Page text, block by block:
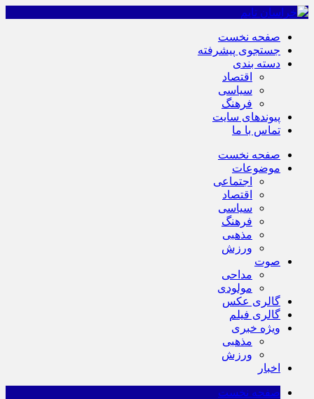
صفحه نخست
جستجوی پیشرفته
دسته بندی
اقتصاد
سیاسی
فرهنگ
پیوندهای سایت
تماس با ما
صفحه نخست
موضوعات
اجتماعی
اقتصاد
سیاسی
فرهنگ
مذهبی
ورزش
صوت
مداحی
مولودی
گالری عکس
گالری فیلم
ویژه خبری
مذهبی
ورزش
اخبار
صفحه نخست